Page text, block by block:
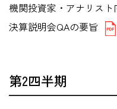
機関投資家・アナリス
決算説明会QAの要旨
第2四半期